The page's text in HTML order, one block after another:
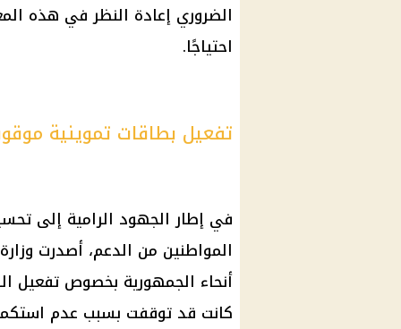
الضروري إعادة النظر في هذه
احتياجًا.
تفعيل بطاقات تموينية
في إطار الجهود الرامية إلى
المواطنين من الدعم، أصدرت
أنحاء الجمهورية بخصوص تفعيل
كانت قد توقفت بسبب عدم